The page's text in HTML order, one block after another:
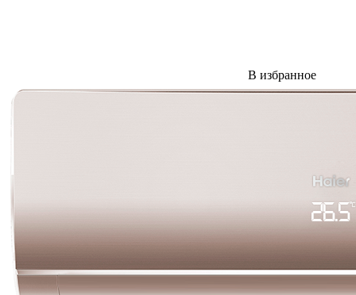
В избранное